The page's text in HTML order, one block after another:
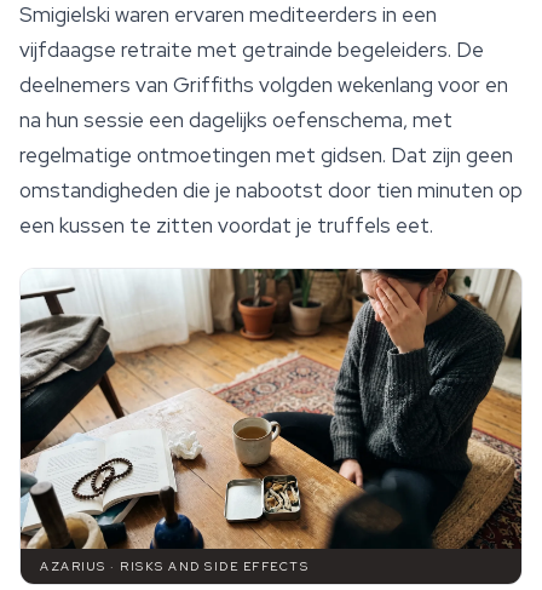
Smigielski waren ervaren mediteerders in een
vijfdaagse retraite met getrainde begeleiders. De
deelnemers van Griffiths volgden wekenlang voor en
na hun sessie een dagelijks oefenschema, met
regelmatige ontmoetingen met gidsen. Dat zijn geen
omstandigheden die je nabootst door tien minuten op
een kussen te zitten voordat je truffels eet.
AZARIUS · RISKS AND SIDE EFFECTS